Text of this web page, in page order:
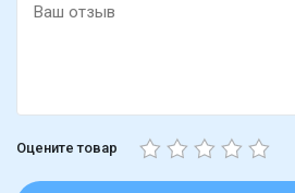
Оцените товар